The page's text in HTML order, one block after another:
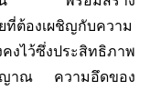
ที่ต้องเผชิญกับความ
ไว้ซึ่งประสิทธิภาพ
ญาณ ความอึดของ